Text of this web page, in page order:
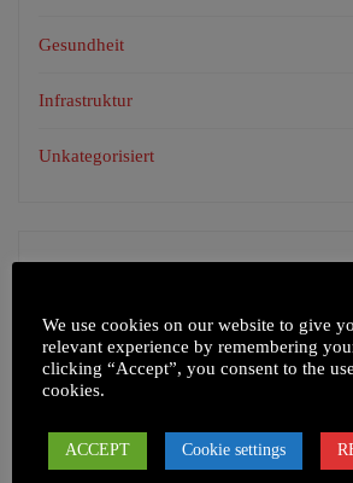
Gesundheit
Infrastruktur
Unkategorisiert
Health Camp in Chepel und
Apfelplantage
Training zur sachgerechten Tierhaltung
We use cookies on our website to give
relevant experience by remembering
clicking “Accept”, you consent to the
cookies.
ACCEPT Cookie settings